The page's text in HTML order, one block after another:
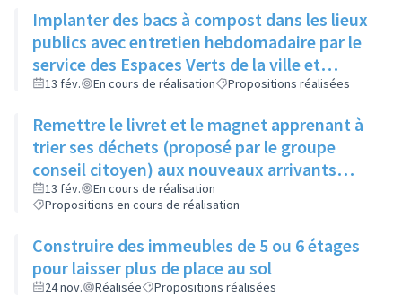
Implanter des bacs à compost dans les lieux
publics avec entretien hebdomadaire par le
service des Espaces Verts de la ville et
réutilisation du compost dans les ronds-
13 fév. En cours de réalisation Propositions réalisées
Remettre le livret et le magnet apprenant à
trier ses déchets (proposé par le groupe
conseil citoyen) aux nouveaux arrivants
dans le cadre de la visite de la ville
13 fév.
En cours de réalisation
Propositions en cours de réalisation
Construire des immeubles de 5 ou 6 étages
pour laisser plus de place au sol
24 nov. Réalisée Propositions réalisées